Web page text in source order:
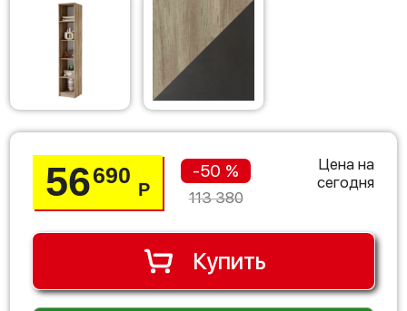
56690
Р
-50 %
113 380
Цена на
сегодня
Купить